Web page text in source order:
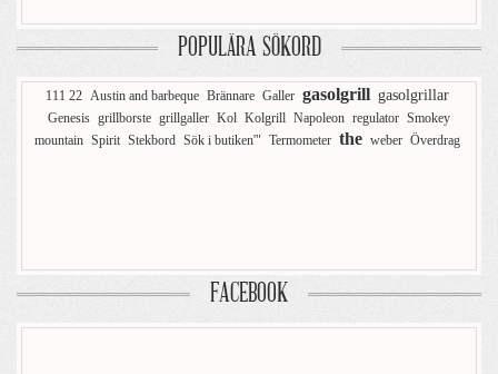
POPULÄRA SÖKORD
111 22 Austin and barbeque Brännare Galler gasolgrill gasolgrillar
Genesis grillborste grillgaller Kol Kolgrill Napoleon regulator Smokey
mountain Spirit Stekbord Sök i butiken'" Termometer the weber Överdrag
FACEBOOK